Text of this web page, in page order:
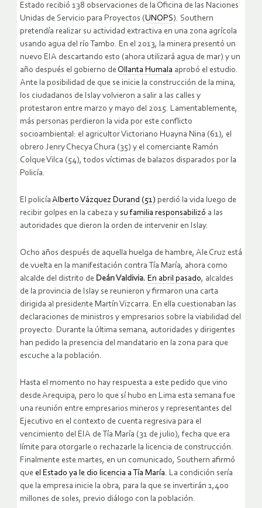
Estado recibió 138 observaciones de la Oficina de las Naciones
Unidas de Servicio para Proyectos (UNOPS). Southern
pretendía realizar su actividad extractiva en una zona agrícola
usando agua del río Tambo. En el 2013, la minera presentó un
nuevo EIA descartando esto (ahora utilizará agua de mar) y un
año después el gobierno de Ollanta Humala aprobó el estudio.
Ante la posibilidad de que se inicie la construcción de la mina,
los ciudadanos de Islay volvieron a salir a las calles y
protestaron entre marzo y mayo del 2015. Lamentablemente,
más personas perdieron la vida por este conflicto
socioambiental: el agricultor Victoriano Huayna Nina (61), el
obrero Jenry Checya Chura (35) y el comerciante Ramón
Colque Vilca (54), todos víctimas de balazos disparados por la
Policía.
El policía Alberto Vázquez Durand (51) perdió la vida luego de
recibir golpes en la cabeza y su familia responsabilizó a las
autoridades que dieron la orden de intervenir en Islay.
Ocho años después de aquella huelga de hambre, Ale Cruz está
de vuelta en la manifestación contra Tía María, ahora como
alcalde del distrito de Deán Valdivia. En abril pasado, alcaldes
de la provincia de Islay se reunieron y firmaron una carta
dirigida al presidente Martín Vizcarra. En ella cuestionaban las
declaraciones de ministros y empresarios sobre la viabilidad del
proyecto. Durante la última semana, autoridades y dirigentes
han pedido la presencia del mandatario en la zona para que
escuche a la población.
Hasta el momento no hay respuesta a este pedido que vino
desde Arequipa, pero lo que sí hubo en Lima esta semana fue
una reunión entre empresarios mineros y representantes del
Ejecutivo en el contexto de cuenta regresiva para el
vencimiento del EIA de Tía María (31 de julio), fecha que era
límite para otorgarle o rechazarle la licencia de construcción.
Finalmente este martes, en un comunicado, Southern afirmó
que el Estado ya le dio licencia a Tía María. La condición sería
que la empresa inicie la obra, para la que se invertirán 1,400
millones de soles, previo diálogo con la población.